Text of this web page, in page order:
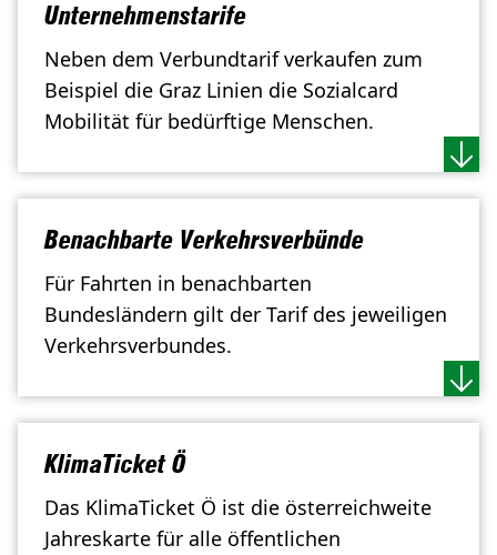
Unternehmenstarife
Neben dem Verbundtarif verkaufen zum
Beispiel die Graz Linien die Sozialcard
Mobilität für bedürftige Menschen.
Benachbarte Verkehrsverbünde
Für Fahrten in benachbarten
Bundesländern gilt der Tarif des jeweiligen
Verkehrsverbundes.
KlimaTicket Ö
Das KlimaTicket Ö ist die österreichweite
Jahreskarte für alle öffentlichen